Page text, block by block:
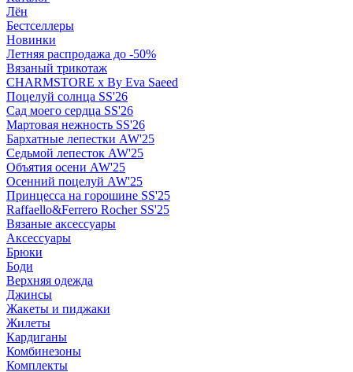
Лён
Бестселлеры
Новинки
Летняя распродажа до -50%
Вязаный трикотаж
CHARMSTORE х By Eva Saeed
Поцелуй солнца SS'26
Сад моего сердца SS'26
Мартовая нежность SS'26
Бархатные лепестки AW'25
Седьмой лепесток AW'25
Объятия осени AW'25
Осенний поцелуй AW'25
Принцесса на горошине SS'25
Raffaello&Ferrero Rocher SS'25
Вязаные аксессуары
Аксессуары
Брюки
Боди
Верхняя одежда
Джинсы
Жакеты и пиджаки
Жилеты
Кардиганы
Комбинезоны
Комплекты